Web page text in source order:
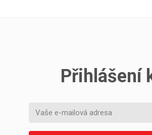
Přihlášení